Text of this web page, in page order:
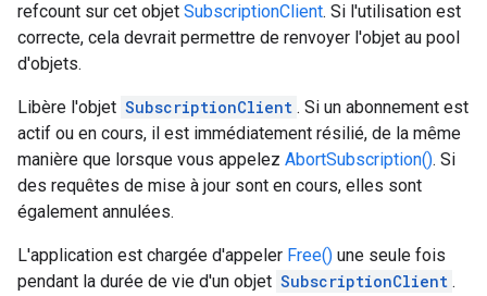
refcount sur cet objet SubscriptionClient. Si l'utilisation est
correcte, cela devrait permettre de renvoyer l'objet au pool
d'objets.
Libère l'objet SubscriptionClient . Si un abonnement est
actif ou en cours, il est immédiatement résilié, de la même
manière que lorsque vous appelez AbortSubscription(). Si
des requêtes de mise à jour sont en cours, elles sont
également annulées.
L'application est chargée d'appeler Free() une seule fois
pendant la durée de vie d'un objet SubscriptionClient .